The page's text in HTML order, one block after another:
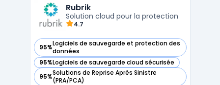
données des organisations, quelle que soit
leur taille, en élimi ...
Rubrik
Solution cloud pour la protection
4.7
95%Logiciels de sauvegarde et protection des
données
— voir Rubrik dans cette catégorie
95%Logiciels de sauvegarde cloud sécurisée
— voir Rubrik dans cette catégorie
95%Solutions de Reprise Après Sinistre
(PRA/PCA)
— voir Rubrik dans cette catégorie